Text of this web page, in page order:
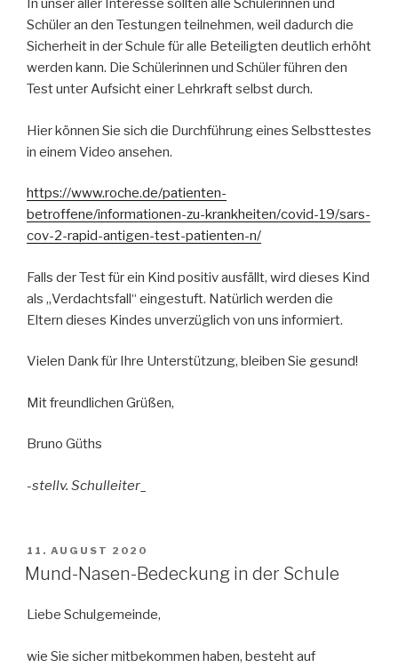
In unser aller Interesse sollten alle Schülerinnen und
Schüler an den Testungen teilnehmen, weil dadurch die
Sicherheit in der Schule für alle Beteiligten deutlich erhöht
werden kann. Die Schülerinnen und Schüler führen den
Test unter Aufsicht einer Lehrkraft selbst durch.
Hier können Sie sich die Durchführung eines Selbsttestes
in einem Video ansehen.
https://www.roche.de/patienten-
betroffene/informationen-zu-krankheiten/covid-19/sars-
cov-2-rapid-antigen-test-patienten-n/
Falls der Test für ein Kind positiv ausfällt, wird dieses Kind
als „Verdachtsfall“ eingestuft. Natürlich werden die
Eltern dieses Kindes unverzüglich von uns informiert.
Vielen Dank für Ihre Unterstützung, bleiben Sie gesund!
Mit freundlichen Grüßen,
Bruno Güths
-stellv. Schulleiter_
VERÖFFENTLICHT
AM
11. AUGUST 2020
Mund-Nasen-Bedeckung in der Schule
Liebe Schulgemeinde,
wie Sie sicher mitbekommen haben, besteht auf